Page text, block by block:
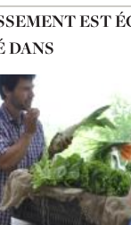
EST
DANS